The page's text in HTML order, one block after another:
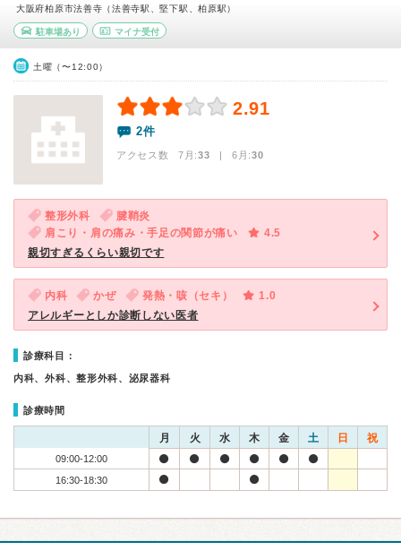
大阪府柏原市法善寺（法善寺駅、堅下駅、柏原駅）
駐車場あり マイナ受付
土曜（〜12:00）
2.91
2件
アクセス数 7月:33 | 6月:30
整形外科
腱鞘炎
肩こり・肩の痛み・手足の関節が痛い
4.5
親切すぎるくらい親切です
内科 かぜ 発熱・咳（セキ）
1.0
アレルギーとしか診断しない医者
診療科目：
内科、外科、整形外科、泌尿器科
診療時間
月 火 水 木 金 土 日 祝
09:00-12:00
16:30-18:30